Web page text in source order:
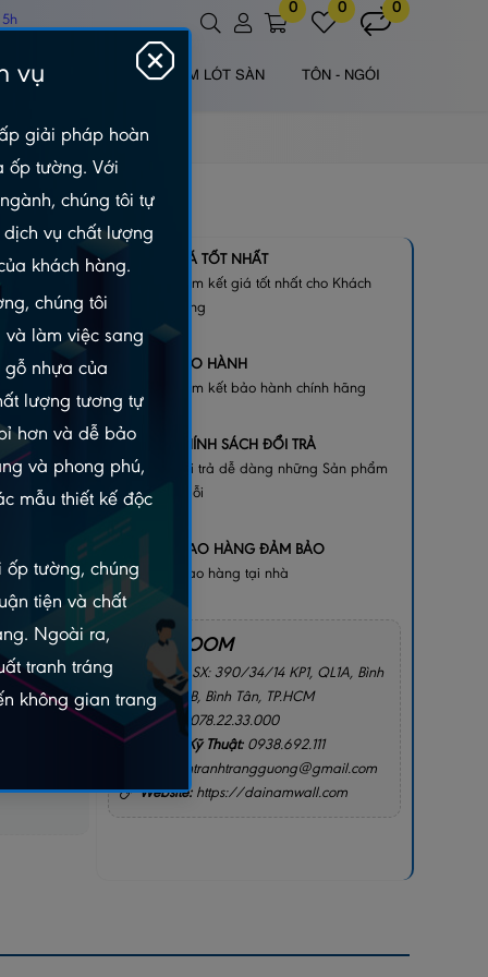
0 0 0
NGOÀI TRỜI TẤM LÓT SÀN TÔN - NGÓI
+
GIÁ TỐT NHẤT
Cam kết giá tốt nhất cho Khách
hàng
BẢO HÀNH
Cam kết bảo hành chính hãng
CHÍNH SÁCH ĐỔI TRẢ
Đổi trả dễ dàng những Sản phẩm
bị lỗi
GIAO HÀNG ĐẢM BẢO
Giao hàng tại nhà
SHOWROOM
Địa chỉ: SX: 390/34/14 KP1, QL1A, Bình
Hưng Hòa B, Bình Tân, TP.HCM
Hotline:
078.22.33.000
Hotline Kỹ Thuật: 0938.692.111
intranhtrangguong@gmail.com
Website:https://dainamwall.com
vụ
giải pháp hoàn
ốp tường. Với
chúng tôi tự
vụ chất lượng
khách hàng.
chúng tôi
làm việc sang
gỗ nhựa của
lượng tương tự
hơn và dễ bảo
và phong phú,
mẫu thiết kế độc
ốp tường, chúng
tiện và chất
Ngoài ra,
tranh tráng
không gian trang